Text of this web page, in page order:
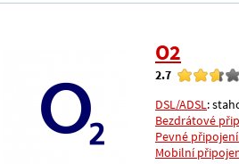
O2
2.7
DSL/ADSL:
Bezdrátové
Pevné
Mobilní